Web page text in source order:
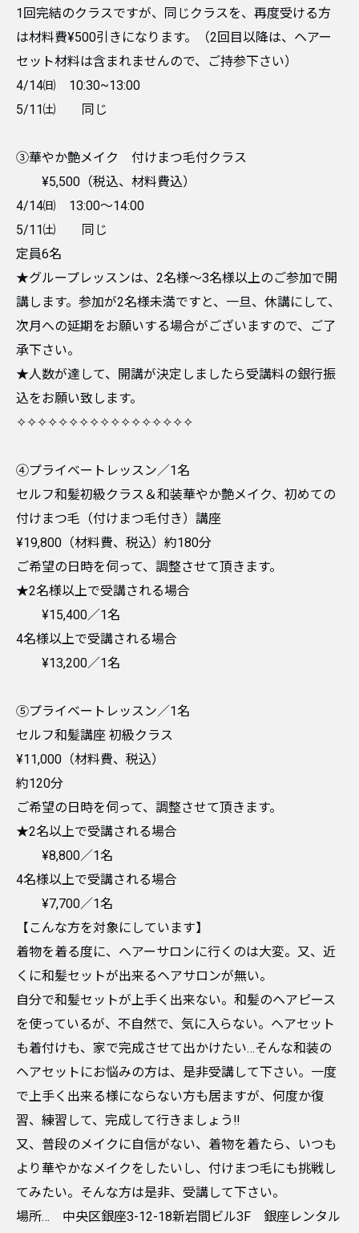
1回完結のクラスですが、同じクラスを、再度受ける方
は材料費¥500引きになります。（2回目以降は、ヘアー
セット材料は含まれませんので、ご持参下さい）
4/14㈰ 10:30~13:00
5/11㈯ 同じ
③華やか艶メイク 付けまつ毛付クラス
¥5,500（税込、材料費込）
4/14㈰ 13:00〜14:00
5/11㈯ 同じ
定員6名
★グループレッスンは、2名様〜3名様以上のご参加で開
講します。参加が2名様未満ですと、一旦、休講にして、
次月への延期をお願いする場合がございますので、ご了
承下さい。
★人数が達して、開講が決定しましたら受講料の銀行振
込をお願い致します。
✧✧✧✧✧✧✧✧✧✧✧✧✧✧✧✧✧
④プライベートレッスン／1名
セルフ和髪初級クラス＆和装華やか艶メイク、初めての
付けまつ毛（付けまつ毛付き）講座
¥19,800（材料費、税込）約180分
ご希望の日時を伺って、調整させて頂きます。
★2名様以上で受講される場合
¥15,400／1名
4名様以上で受講される場合
¥13,200／1名
⑤プライベートレッスン／1名
セルフ和髪講座 初級クラス
¥11,000（材料費、税込）
約120分
ご希望の日時を伺って、調整させて頂きます。
★2名以上で受講される場合
¥8,800／1名
4名様以上で受講される場合
¥7,700／1名
【こんな方を対象にしています】
着物を着る度に、ヘアーサロンに行くのは大変。又、近
くに和髪セットが出来るヘアサロンが無い。
自分で和髪セットが上手く出来ない。和髪のヘアピース
を使っているが、不自然で、気に入らない。ヘアセット
も着付けも、家で完成させて出かけたい…そんな和装の
ヘアセットにお悩みの方は、是非受講して下さい。一度
で上手く出来る様にならない方も居ますが、何度か復
習、練習して、完成して行きましょう!!
又、普段のメイクに自信がない、着物を着たら、いつも
より華やかなメイクをしたいし、付けまつ毛にも挑戦し
てみたい。そんな方は是非、受講して下さい。
場所… 中央区銀座3-12-18新岩間ビル3F 銀座レンタル